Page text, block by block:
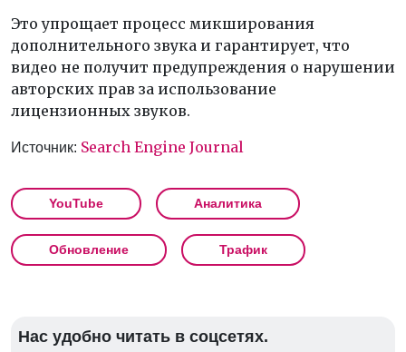
Это упрощает процесс микширования
дополнительного звука и гарантирует, что
видео не получит предупреждения о нарушении
авторских прав за использование
лицензионных звуков.
Источник: Search Engine Journal
YouTube Аналитика
Обновление Трафик
Нас удобно читать в соцсетях.